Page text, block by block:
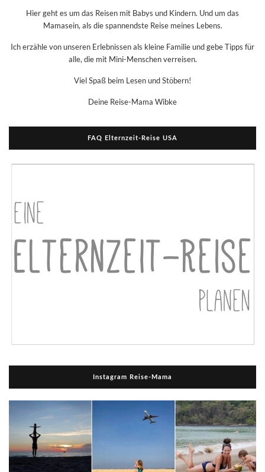
Hier geht es um das Reisen mit Babys und Kindern. Und um das
Mamasein, als die spannendste Reise meines Lebens.
Ich erzähle von unseren Erlebnissen als kleine Familie und gebe Tipps für
alle, die mit Mini-Menschen verreisen.
Viel Spaß beim Lesen und Stöbern!
Deine Reise-Mama Wibke
FAQ Elternzeit-Reise USA
Instagram Reise-Mama